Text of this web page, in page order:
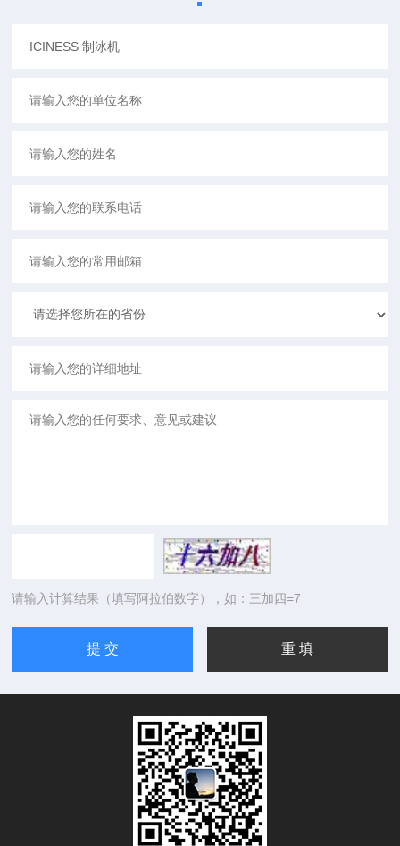
请输入计算结果（填写阿拉伯数字），如：三加四=7